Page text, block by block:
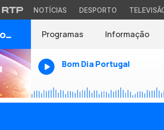
NOTÍCIAS DESPORTO
Programas Informação
Bom Dia Portugal